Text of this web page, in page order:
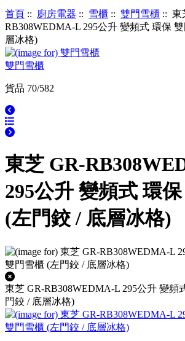
首頁 :: 廚房電器 :: 雪櫃 :: 雙門雪櫃 :: 東
RB308WEDMA-L 295公升 變頻式 環保
層冰格)
雙門雪櫃
貨品 70/582
東芝 GR-
295公升 變頻式 環
(左門鉸 / 底層冰格)
東芝 GR-RB308WEDMA-L 295公升 變頻
門鉸 / 底層冰格)